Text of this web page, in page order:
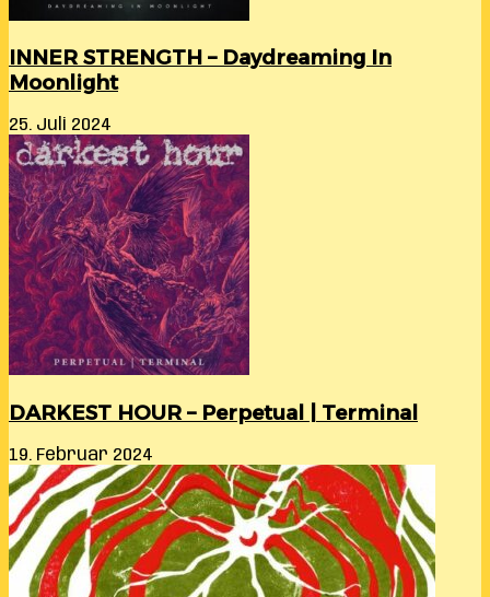
INNER STRENGTH – Daydreaming In
Moonlight
25. Juli 2024
DARKEST HOUR – Perpetual | Terminal
19. Februar 2024